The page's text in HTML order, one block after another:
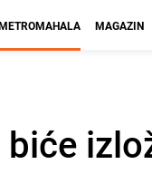
MAGAZIN